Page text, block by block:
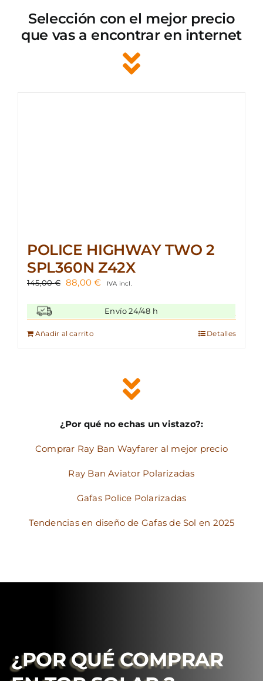
Selección con el mejor precio
que vas a encontrar en internet
POLICE HIGHWAY TWO 2
SPL360N Z42X
145,00€ El
original
era:
145,00 €.
88,00€ El
actual
es:
IVA incl.
Envío 24/48 h
Añadir al carrito Detalles
¿Por qué no echas un vistazo?:
Comprar Ray Ban Wayfarer al mejor precio
Ray Ban Aviator Polarizadas
Gafas Police Polarizadas
Tendencias en diseño de Gafas de Sol en 2025
¿POR QUÉ COMPRAR